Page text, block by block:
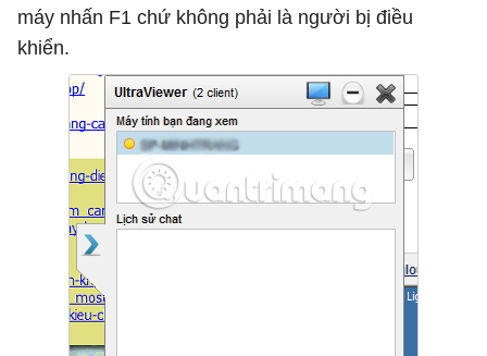
máy nhấn F1 chứ không phải là người bị điều
khiển.